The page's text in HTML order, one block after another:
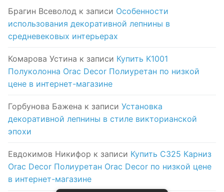
Брагин Всеволод к записи Особенности
использования декоративной лепнины в
средневековых интерьерах
Комарова Устина к записи Купить K1001
Полуколонна Orac Decor Полиуретан по низкой
цене в интернет-магазине
Горбунова Бажена к записи Установка
декоративной лепнины в стиле викторианской
эпохи
Евдокимов Никифор к записи Купить C325 Карниз
Orac Decor Полиуретан Orac Decor по низкой цене
в интернет-магазине